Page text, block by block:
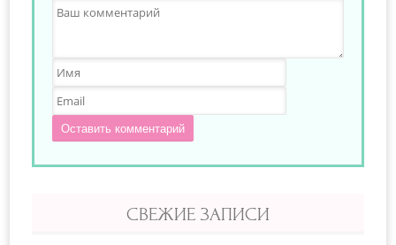
Оставить комментарий
СВЕЖИЕ ЗАПИСИ